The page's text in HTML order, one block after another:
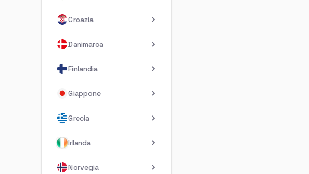
Croazia
Danimarca
Finlandia
Giappone
Grecia
Irlanda
Norvegia